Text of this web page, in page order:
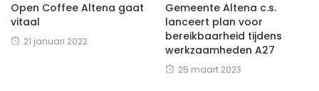
Open Coffee Altena gaat
vitaal
21 januari 2022
Gemeente Altena c.s.
lanceert plan voor
bereikbaarheid tijdens
werkzaamheden A27
25 maart 2023